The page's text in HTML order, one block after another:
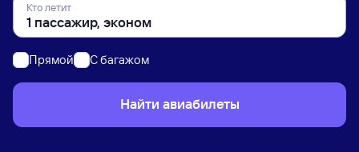
Кто летит
Прямой C багажом
Найти авиабилеты